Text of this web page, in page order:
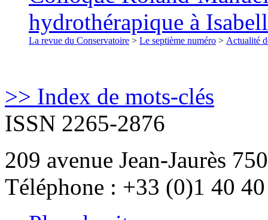
hydrothérapique à
La revue du Conservatoire > Le septième numéro > Actualité
>> Index de mots-clés
ISSN 2265-2876
209 avenue Jean-Jaurès
Téléphone : +33 (0)1 40